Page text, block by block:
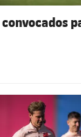
convocados